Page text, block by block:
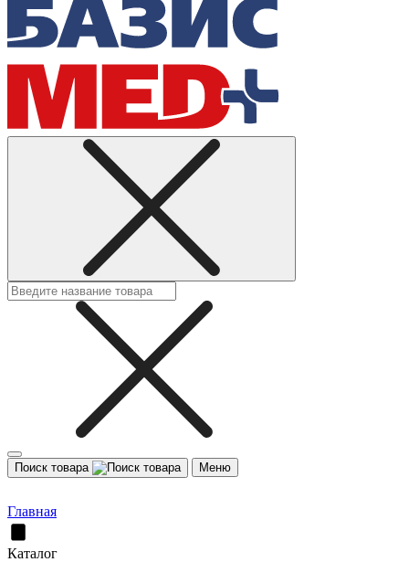
Поиск товара Меню
Главная
Каталог